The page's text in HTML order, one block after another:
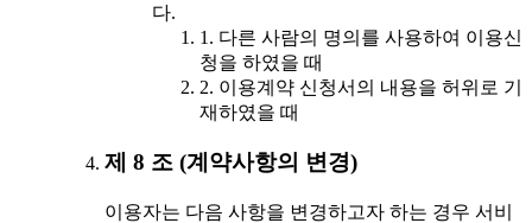
다.
1. 다른 사람의 명의를 사용하여 이용신
청을 하였을 때
2. 이용계약 신청서의 내용을 허위로 기
재하였을 때
제 8 조 (계약사항의 변경)
이용자는 다음 사항을 변경하고자 하는 경우 서비